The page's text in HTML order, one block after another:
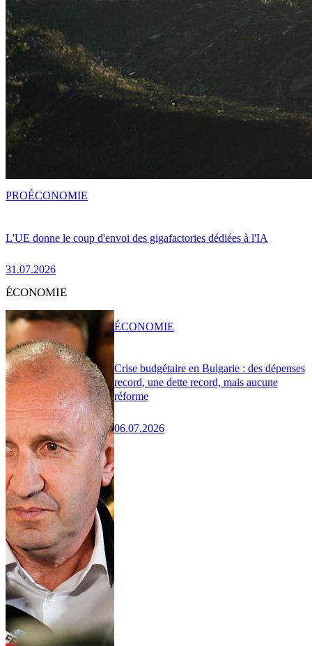
L'UE donne le coup d'envoi des gigafactories dédiées à l'IA
31.07.2026
PROÉCONOMIE
ÉCONOMIE
Crise budgétaire en Bulgarie : des dépenses
record, une dette record, mais aucune
réforme
06.07.2026
ÉCONOMIE